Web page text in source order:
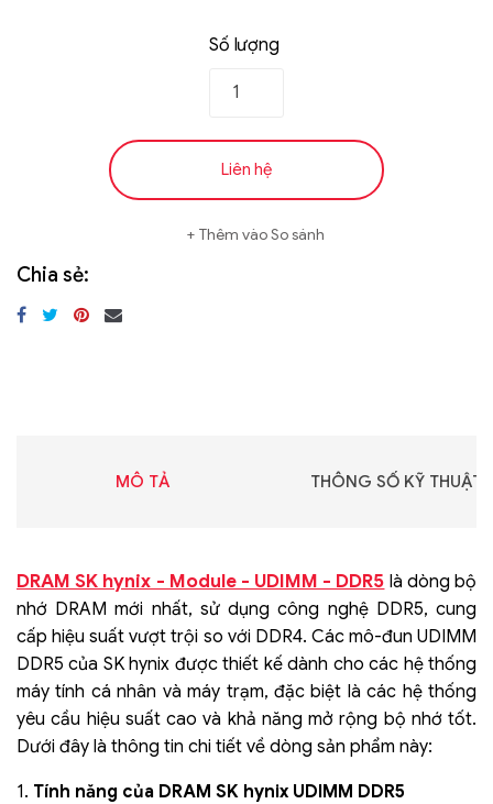
Số lượng
Liên hệ
Thêm vào So sánh
Chia sẻ:
MÔ TẢ THÔNG SỐ KỸ THUẬT
DRAM SK hynix - Module - UDIMM - DDR5 là dòng bộ
nhớ DRAM mới nhất, sử dụng công nghệ DDR5, cung
cấp hiệu suất vượt trội so với DDR4. Các mô-đun UDIMM
DDR5 của SK hynix được thiết kế dành cho các hệ thống
máy tính cá nhân và máy trạm, đặc biệt là các hệ thống
yêu cầu hiệu suất cao và khả năng mở rộng bộ nhớ tốt.
Dưới đây là thông tin chi tiết về dòng sản phẩm này:
1. Tính năng của DRAM SK hynix UDIMM DDR5
SK hynix - DRAM